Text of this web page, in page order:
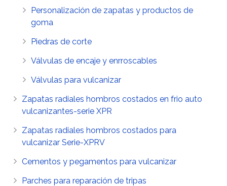
Personalización de zapatas y productos de
goma
Piedras de corte
Válvulas de encaje y enrroscables
Válvulas para vulcanizar
Zapatas radiales hombros costados en frio auto
vulcanizantes-serie XPR
Zapatas radiales hombros costados para
vulcanizar Serie-XPRV
Cementos y pegamentos para vulcanizar
Parches para reparación de tripas